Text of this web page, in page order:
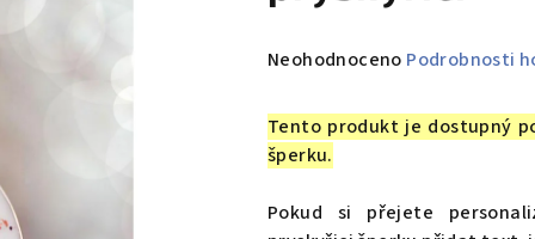
Průměrné
produktu
je
0,0
z
Neohodnoceno Podrobnosti
Tento produkt je dostupný
šperku.
Pokud si přejete